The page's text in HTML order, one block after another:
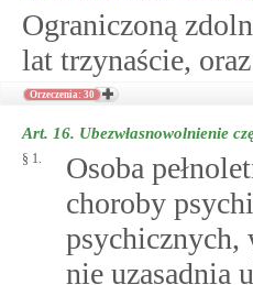
Ograniczoną
lat trzynaście,
Orzeczenia: 30
Art. 16. Ubezwłasnowolnienie
§ 1.
Osoba
choroby
psychicznych,
nie uzasadnia